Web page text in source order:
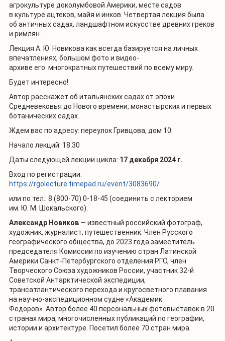
агрокультуре доколумбовой Америки, месте садов
в культуре ацтеков, майя и инков. Четвертая лекция была
об античных садах, ландшафтном искусстве древних греков
и римлян.
Лекция А. Ю. Новикова как всегда базируется на личных
впечатлениях, большом фото и видео-
архиве его многократных путешествий по всему миру.
Будет интересно!
Автор расскажет об итальянских садах от эпохи
Средневековья до Нового времени, монастырских и первых
ботанических садах.
Ждем вас по адресу: переулок Гривцова, дом 10.
Начало лекций: 18.30
Даты следующей лекции цикла: 17 декабря 2024 г.
Вход по регистрации:
https://rgolecture.timepad.ru/event/3083690/
или по тел.: 8 (800-70) 0-18-45 (соединить с лекторием
им. Ю. М. Шокальского).
Александр Новиков — известный российский фотограф,
художник, журналист, путешественник. Член Русского
географического общества, до 2023 года заместитель
председателя Комиссии по изучению стран Латинской
Америки Санкт-Петербургского отделения РГО, член
Творческого Союза художников России, участник 32-й
Советской Антарктической экспедиции,
трансатлантического перехода и кругосветного плавания
на научно-экспедиционном судне «Академик
Федоров». Автор более 40 персональных фотовыставок в 20
странах мира, многочисленных публикаций по географии,
истории и архитектуре. Посетил более 70 стран мира.